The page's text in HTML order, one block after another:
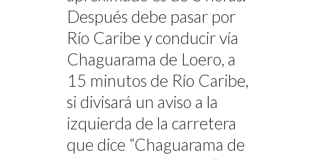
Después debe pasar por
Río Caribe y conducir vía
Chaguarama de Loero, a
15 minutos de Río Caribe,
si divisará un aviso a la
izquierda de la carretera
que dice “Chaguarama de